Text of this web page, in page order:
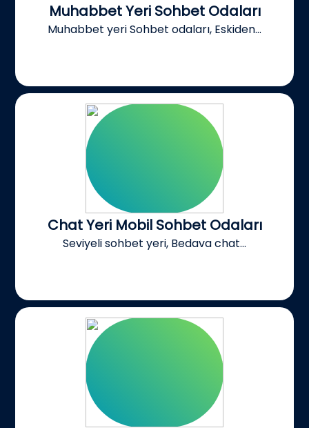
Muhabbet Yeri Sohbet Odaları
Muhabbet yeri Sohbet odaları, Eskiden...
Chat Yeri Mobil Sohbet Odaları
Seviyeli sohbet yeri, Bedava chat...